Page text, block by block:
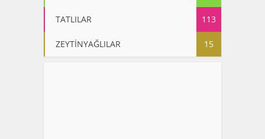
TATLILAR 113
ZEYTİNYAĞLILAR 15